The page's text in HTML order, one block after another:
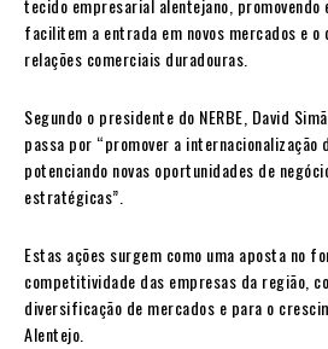
tecido empresarial alentejano,
facilitem a entrada em novos mercados e o
relações comerciais duradouras.
Segundo o presidente do NERBE, David
passa por “promover a internacionalização
potenciando novas oportunidades de
estratégicas”.
Estas ações surgem como uma aposta no
competitividade das empresas da região,
diversificação de mercados e para o
Alentejo.